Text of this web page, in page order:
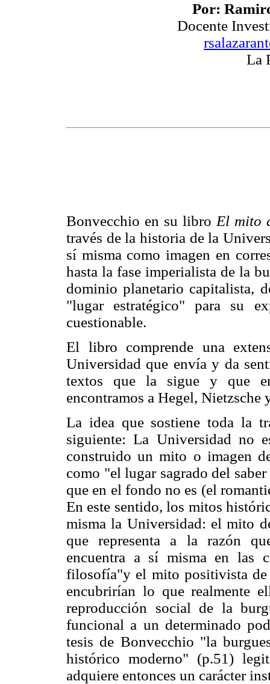
Por:
Docente
La
Bonvecchio en su libro El mito
través de la historia de la
sí misma como imagen en
hasta la fase imperialista de la
dominio planetario capitalista,
"lugar estratégico" para su
cuestionable.
El libro comprende una
Universidad que envía y da
textos que la sigue y que
encontramos a Hegel, Nietzsche
La idea que sostiene toda la
siguiente: La Universidad no
construido un mito o imagen
como "el lugar sagrado del
que en el fondo no es (el
En este sentido, los mitos
misma la Universidad: el mito
que representa a la razón
encuentra a sí misma en las
filosofía"y el mito positivista
encubrirían lo querealmente
reproducción social de la
funcional a un determinado
tesis de Bonvecchio "la
histórico moderno" (p.51)
adquiere entonces un carácter